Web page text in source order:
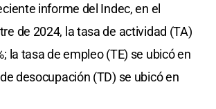
informe del Indec, en el
de 2024, la tasa de actividad (TA)
la tasa de empleo (TE) se ubicó en
desocupación (TD) se ubicó en